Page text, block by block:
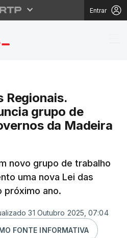
Entrar
Regionais.
grupo de
da Madeira
novo grupo de trabalho
uma nova Lei das
próximo ano.
31 Outubro 2025, 07:04
FONTE INFORMATIVA